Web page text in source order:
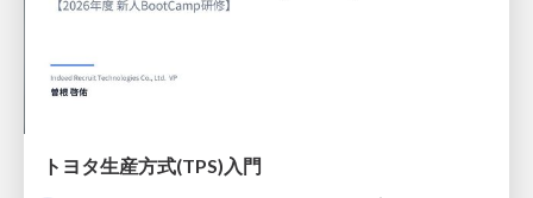
トヨタ⽣産⽅式(TPS)⼊⾨